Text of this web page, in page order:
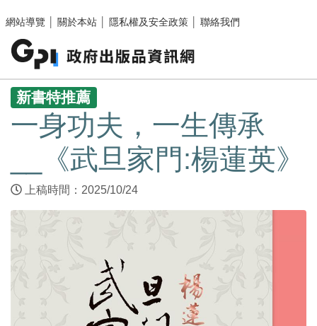
網站導覽
關於本站 隱私權及安全政策 聯絡我們
:::
新書特推薦
一身功夫，一生傳承
__《武旦家門:楊蓮英》
上稿時間：2025/10/24